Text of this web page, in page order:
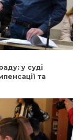
у суді
та